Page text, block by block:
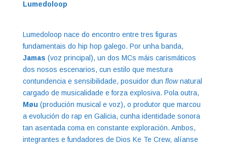
Lumedoloop
Lumedoloop nace do encontro entre tres figuras
fundamentais do hip hop galego. Por unha banda,
Jamas (voz principal), un dos MCs máis carismáticos
dos nosos escenarios, cun estilo que mestura
contundencia e sensibilidade, posuidor dun flow natural
cargado de musicalidade e forza explosiva. Pola outra,
Møu (produción musical e voz), o produtor que marcou
a evolución do rap en Galicia, cunha identidade sonora
tan asentada coma en constante exploración. Ambos,
integrantes e fundadores de Dios Ke Te Crew, alíanse